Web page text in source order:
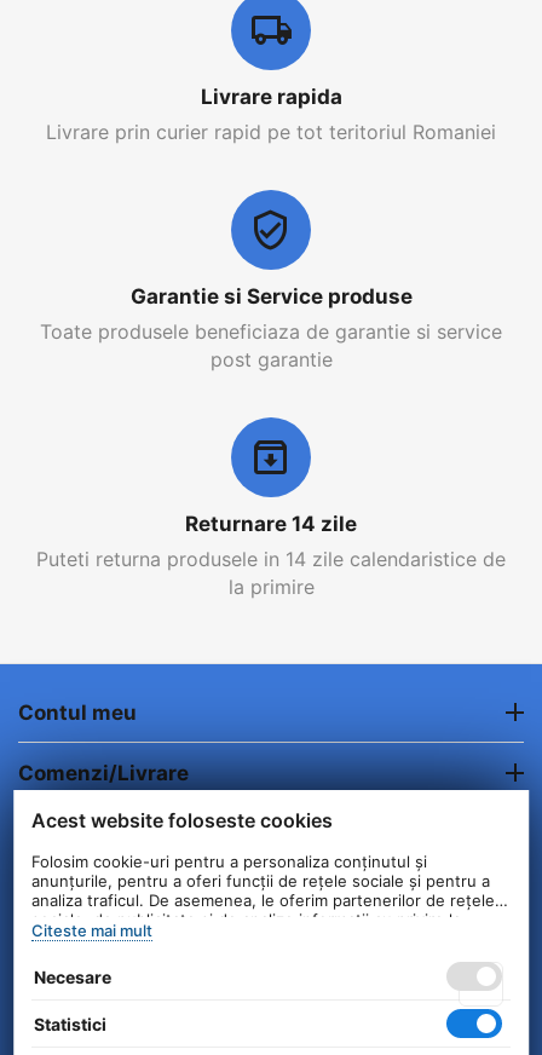
Livrare rapida
Livrare prin curier rapid pe tot teritoriul Romaniei
Garantie si Service produse
Toate produsele beneficiaza de garantie si service
post garantie
Returnare 14 zile
Puteti returna produsele in 14 zile calendaristice de
la primire
Contul meu
Comenzi/Livrare
Informatii clienti
Contact
Configurat —
Acest website foloseste cookies
Folosim cookie-uri pentru a personaliza conținutul și
anunțurile, pentru a oferi funcții de rețele sociale și pentru a
analiza traficul. De asemenea, le oferim partenerilor de rețele
sociale, de publicitate și de analize informații cu privire la
modul în care folosiți site-ul nostru. Aceștia le pot combina cu
serviciilor lor.
Citeste mai mult
Necesare
Statistici